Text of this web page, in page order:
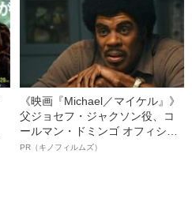
《映画『Michael／マイケル』》
父ジョセフ・ジャクソン役、コ
ールマン・ドミンゴ オフィシャ
ルインタビュー“観客を魅了した
PR（キノフィルムズ）